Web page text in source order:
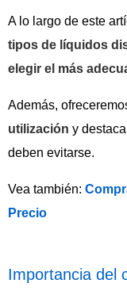
A lo largo de este
tipos de líquidos
elegir el más
Además,
utilización y
deben evitarse.
Vea también:
Precio
Importancia del